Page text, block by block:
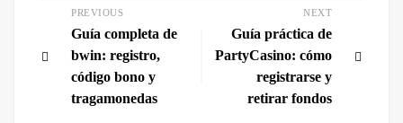
PREVIOUS
Guía completa de
bwin: registro,
código bono y
tragamonedas
NEXT
Guía práctica de
PartyCasino: cómo
registrarse y
retirar fondos